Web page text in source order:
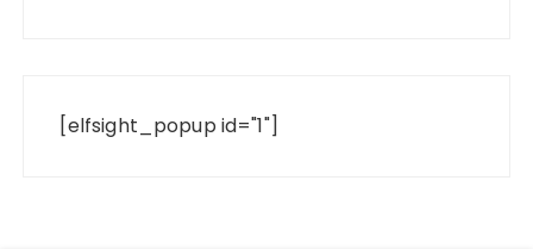
[elfsight_popup id="1"]